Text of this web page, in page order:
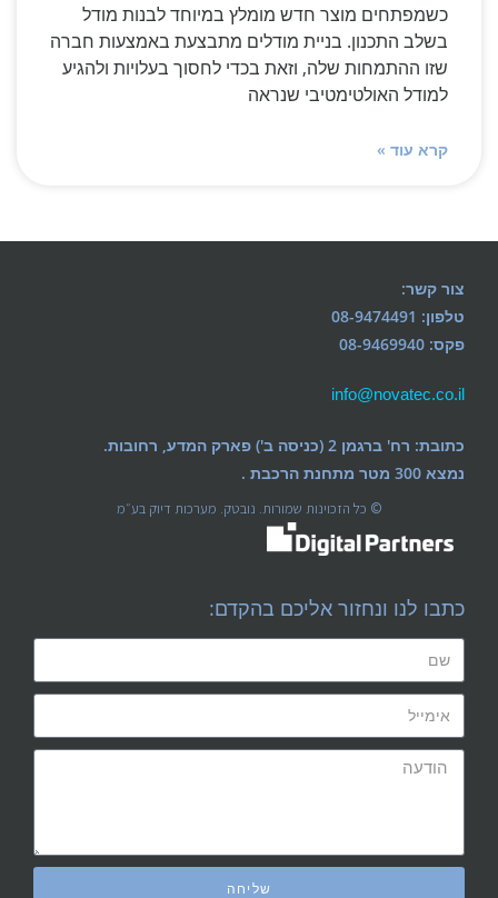
כשמפתחים מוצר חדש מומלץ במיוחד לבנות מודל
בשלב התכנון. בניית מודלים מתבצעת באמצעות חברה
שזו ההתמחות שלה, וזאת בכדי לחסוך בעלויות ולהגיע
למודל האולטימטיבי שנראה
קרא עוד »
צור קשר:
טלפון: 08-9474491
פקס: 08-9469940
info@novatec.co.il
כתובת: רח' ברגמן 2 (כניסה ב') פארק המדע, רחובות.
נמצא 300 מטר מתחנת הרכבת .
© כל הזכוינות שמורות. נובטק. מערכות דיוק בע״מ
כתבו לנו ונחזור אליכם בהקדם:
שליחה